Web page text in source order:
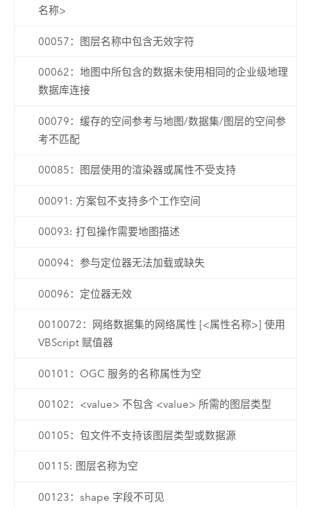
名称>
00057：图层名称中包含无效字符
00062：地图中所包含的数据未使用相同的企业级地理
数据库连接
00079：缓存的空间参考与地图/数据集/图层的空间参
考不匹配
00085：图层使用的渲染器或属性不受支持
00091: 方案包不支持多个工作空间
00093: 打包操作需要地图描述
00094：参与定位器无法加载或缺失
00096：定位器无效
0010072：网络数据集的网络属性 [<属性名称>] 使用
VBScript 赋值器
00101：OGC 服务的名称属性为空
00102：<value> 不包含 <value> 所需的图层类型
00105：包文件不支持该图层类型或数据源
00115: 图层名称为空
00123：shape 字段不可见